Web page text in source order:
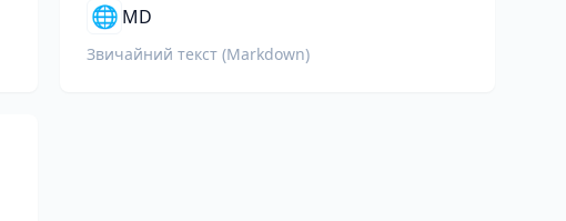
🌐 MD
Звичайний текст (Markdown)